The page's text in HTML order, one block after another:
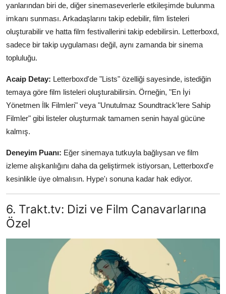
yanlarından biri de, diğer sinemaseverlerle etkileşimde bulunma
imkanı sunması. Arkadaşlarını takip edebilir, film listeleri
oluşturabilir ve hatta film festivallerini takip edebilirsin. Letterboxd,
sadece bir takip uygulaması değil, aynı zamanda bir sinema
topluluğu.
Acaip Detay: Letterboxd'de "Lists" özelliği sayesinde, istediğin
temaya göre film listeleri oluşturabilirsin. Örneğin, "En İyi
Yönetmen İlk Filmleri" veya "Unutulmaz Soundtrack'lere Sahip
Filmler" gibi listeler oluşturmak tamamen senin hayal gücüne
kalmış.
Deneyim Puanı: Eğer sinemaya tutkuyla bağlıysan ve film
izleme alışkanlığını daha da geliştirmek istiyorsan, Letterboxd'e
kesinlikle üye olmalısın. Hype'ı sonuna kadar hak ediyor.
6. Trakt.tv: Dizi ve Film Canavarlarına
Özel